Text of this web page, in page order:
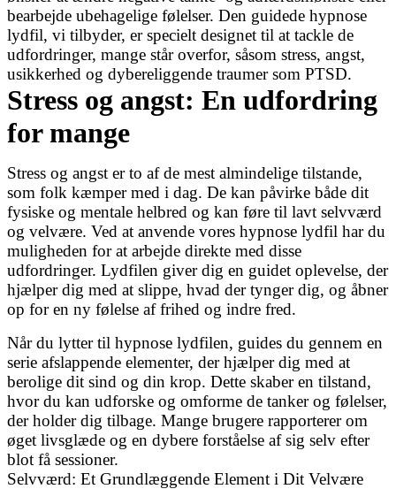
bearbejde ubehagelige følelser. Den guidede hypnose
lydfil, vi tilbyder, er specielt designet til at tackle de
udfordringer, mange står overfor, såsom stress, angst,
usikkerhed og dybereliggende traumer som PTSD.
Stress og angst: En udfordring
for mange
Stress og angst er to af de mest almindelige tilstande,
som folk kæmper med i dag. De kan påvirke både dit
fysiske og mentale helbred og kan føre til lavt selvværd
og velvære. Ved at anvende vores hypnose lydfil har du
muligheden for at arbejde direkte med disse
udfordringer. Lydfilen giver dig en guidet oplevelse, der
hjælper dig med at slippe, hvad der tynger dig, og åbner
op for en ny følelse af frihed og indre fred.
Når du lytter til hypnose lydfilen, guides du gennem en
serie afslappende elementer, der hjælper dig med at
berolige dit sind og din krop. Dette skaber en tilstand,
hvor du kan udforske og omforme de tanker og følelser,
der holder dig tilbage. Mange brugere rapporterer om
øget livsglæde og en dybere forståelse af sig selv efter
blot få sessioner.
Selvværd: Et Grundlæggende Element i Dit Velvære